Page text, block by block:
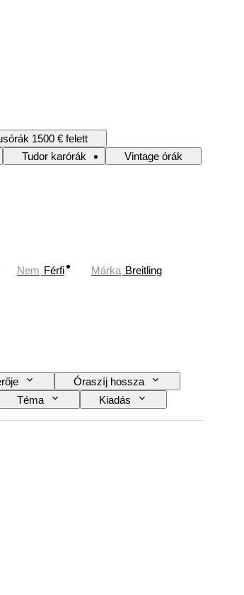
1500 € felett
Tudor karórák
Vintage órák
Nem Férfi Márka Breitling
Óraszíj hossza
Téma
Kiadás
Original/ Replica